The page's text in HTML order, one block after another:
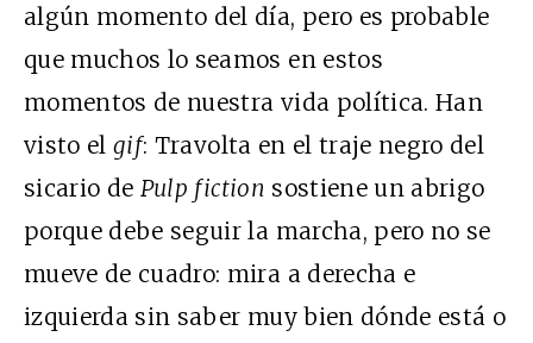
algún momento del día, pero es probable
que muchos lo seamos en estos
momentos de nuestra vida política. Han
visto elgif: Travolta en el traje negro del
sicario de Pulp fiction sostiene un abrigo
porque debe seguir la marcha, pero no se
mueve de cuadro: mira a derecha e
izquierda sin saber muy bien dónde está o